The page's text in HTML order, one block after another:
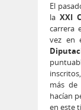
El
la XXI
carrera
vez en
más
hacían
en este